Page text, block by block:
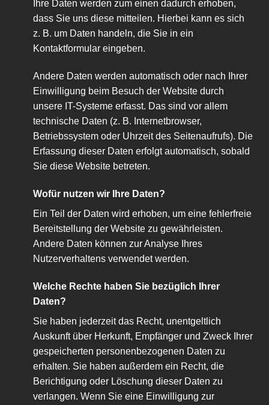
Ihre Daten werden zum einen dadurch erhoben,
dass Sie uns diese mitteilen. Hierbei kann es sich
z. B. um Daten handeln, die Sie in ein
Kontaktformular eingeben.
Andere Daten werden automatisch oder nach Ihrer
Einwilligung beim Besuch der Website durch
unsere IT-Systeme erfasst. Das sind vor allem
technische Daten (z. B. Internetbrowser,
Betriebssystem oder Uhrzeit des Seitenaufrufs). Die
Erfassung dieser Daten erfolgt automatisch, sobald
Sie diese Website betreten.
Wofür nutzen wir Ihre Daten?
Ein Teil der Daten wird erhoben, um eine fehlerfreie
Bereitstellung der Website zu gewährleisten.
Andere Daten können zur Analyse Ihres
Nutzerverhaltens verwendet werden.
Welche Rechte haben Sie bezüglich Ihrer
Daten?
Sie haben jederzeit das Recht, unentgeltlich
Auskunft über Herkunft, Empfänger und Zweck Ihrer
gespeicherten personenbezogenen Daten zu
erhalten. Sie haben außerdem ein Recht, die
Berichtigung oder Löschung dieser Daten zu
verlangen. Wenn Sie eine Einwilligung zur